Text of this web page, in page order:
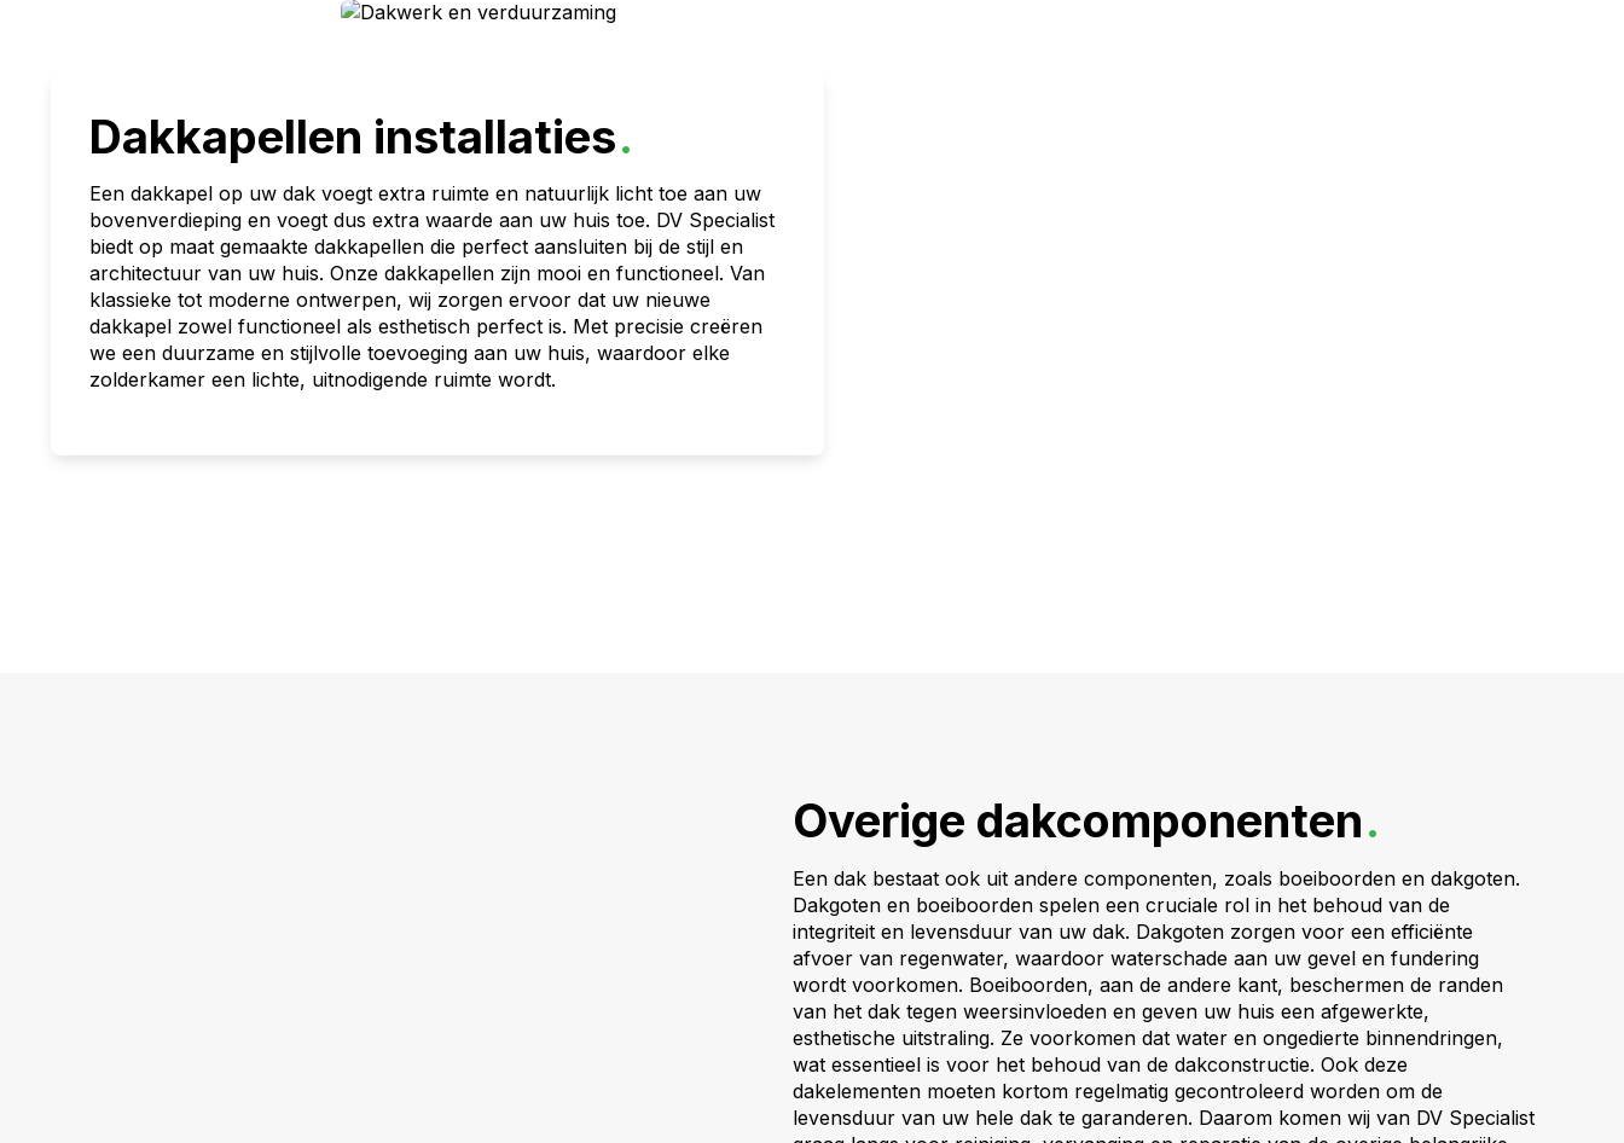
Dakkapellen installaties.
Een dakkapel op uw dak voegt extra ruimte en natuurlijk licht toe aan uw
bovenverdieping en voegt dus extra waarde aan uw huis toe. DV Specialist
biedt op maat gemaakte dakkapellen die perfect aansluiten bij de stijl en
architectuur van uw huis. Onze dakkapellen zijn mooi en functioneel. Van
klassieke tot moderne ontwerpen, wij zorgen ervoor dat uw nieuwe
dakkapel zowel functioneel als esthetisch perfect is. Met precisie creëren
we een duurzame en stijlvolle toevoeging aan uw huis, waardoor elke
zolderkamer een lichte, uitnodigende ruimte wordt.
Overige dakcomponenten.
Een dak bestaat ook uit andere componenten, zoals boeiboorden en dakgoten.
Dakgoten en boeiboorden spelen een cruciale rol in het behoud van de
integriteit en levensduur van uw dak. Dakgoten zorgen voor een efficiënte
afvoer van regenwater, waardoor waterschade aan uw gevel en fundering
wordt voorkomen. Boeiboorden, aan de andere kant, beschermen de randen
van het dak tegen weersinvloeden en geven uw huis een afgewerkte,
esthetische uitstraling. Ze voorkomen dat water en ongedierte binnendringen,
wat essentieel is voor het behoud van de dakconstructie. Ook deze
dakelementen moeten kortom regelmatig gecontroleerd worden om de
levensduur van uw hele dak te garanderen. Daarom komen wij van DV Specialist